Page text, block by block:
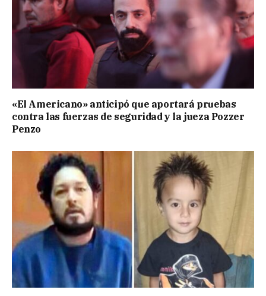
«El Americano» anticipó que aportará pruebas
contra las fuerzas de seguridad y la jueza Pozzer
Penzo